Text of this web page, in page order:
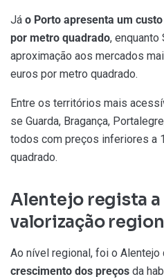
Já o Porto apresenta um
por metro quadrado, enquanto
aproximação aos mercados
euros por metro quadrado.
Entre os territórios mais
se Guarda, Bragança,
todos com preços inferiores a
quadrado.
Alentejo regista a
valorização
Ao nível regional, foi o Alentejo
crescimento dos preços da